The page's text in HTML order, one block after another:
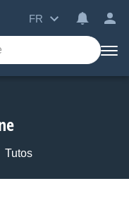
FR
Tutos